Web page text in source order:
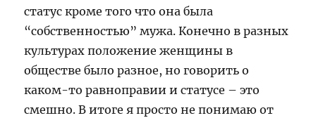
статус кроме того что она была
“собственностью” мужа. Конечно в разных
культурах положение женщины в
обществе было разное, но говорить о
каком-то равноправии и статусе – это
смешно. В итоге я просто не понимаю от